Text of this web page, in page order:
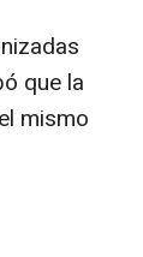
que la
mismo